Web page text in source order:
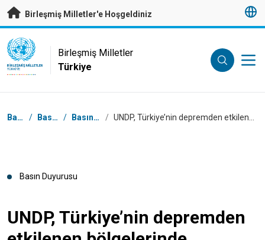
Esas içeriğe atla
Birleşmiş Milletler'e Hoşgeldiniz
UN Logo
BIRLEŞMIŞ MILLETLER
TÜRKIYE
Birleşmiş Milletler
Türkiye
Breadcrumb
Başlangıç / Basın Odası / Basın Duyuruları /
Basın Duyurusu
UNDP, Türkiye’nin depremden